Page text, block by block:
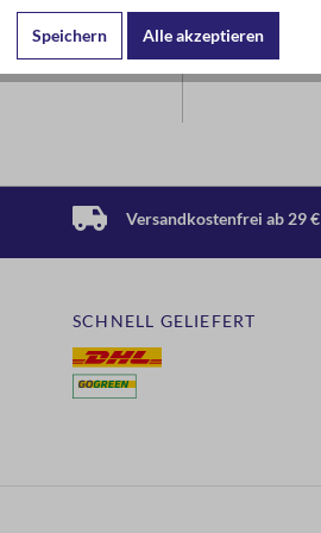
Versandkostenfrei ab 29 €
SCHNELL GELIEFERT
Speichern Alle akzeptieren